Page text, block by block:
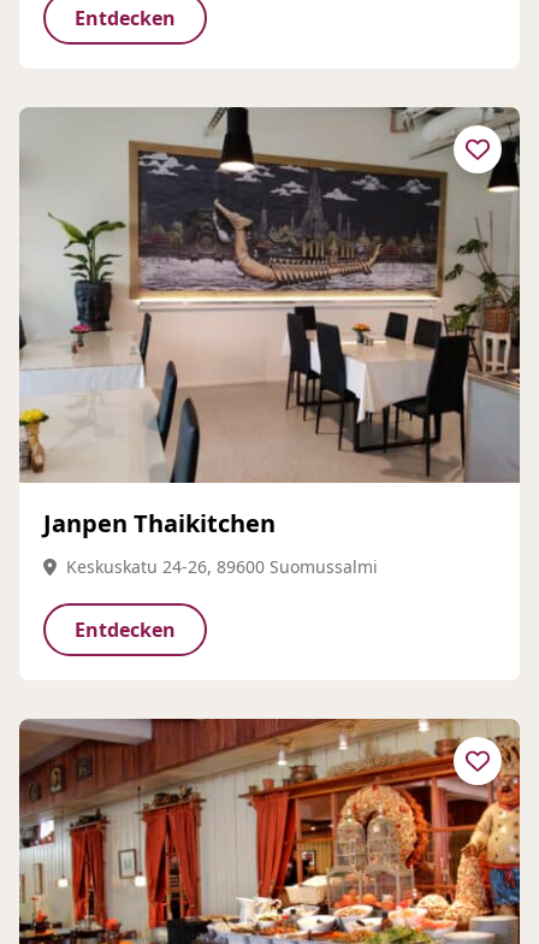
Entdecken
Janpen Thaikitchen
Keskuskatu 24-26, 89600 Suomussalmi
Entdecken